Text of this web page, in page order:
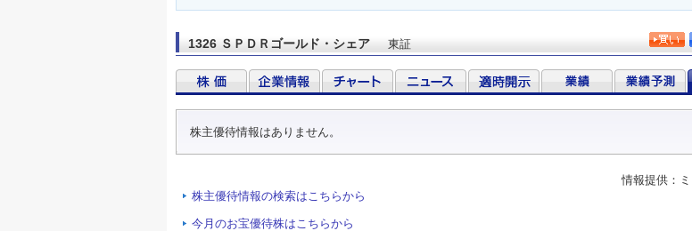
1326 ＳＰＤＲゴールド・シェア 東証
株主優待情報はありません。
情報提供：
株主優待情報の検索はこちらから
今月のお宝優待株はこちらから